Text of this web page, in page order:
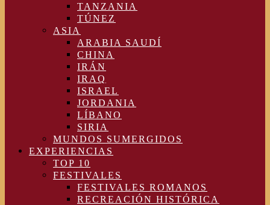
TANZANIA
TÚNEZ
ASIA
ARABIA SAUDÍ
CHINA
IRÁN
IRAQ
ISRAEL
JORDANIA
LÍBANO
SIRIA
MUNDOS SUMERGIDOS
EXPERIENCIAS
TOP 10
FESTIVALES
FESTIVALES ROMANOS
RECREACIÓN HISTÓRICA